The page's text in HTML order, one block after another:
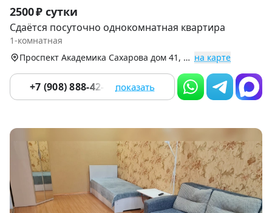
Item
1
of
9
2500 ₽ сутки
Сдаётся посуточно однокомнатная квартира
1-комнатная
Проспект Академика Сахарова дом 41, Академический р-н (Академический) на карте
+7 (908) 888-42-33 показать